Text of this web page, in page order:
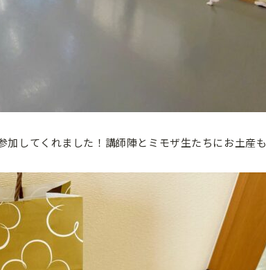
加してくれました！講師陣とミモザ生たちにお土産も